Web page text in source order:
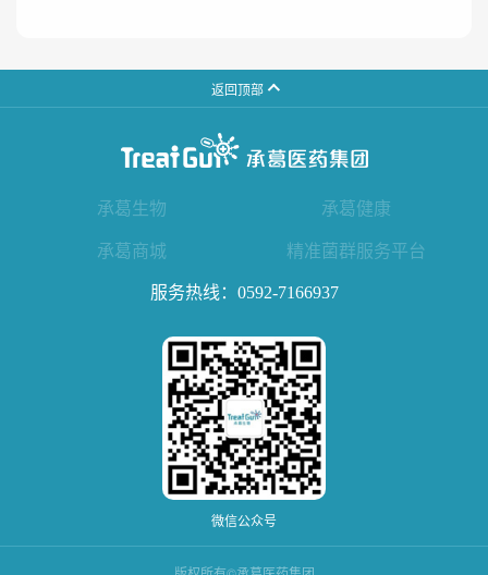
返回顶部
承葛生物
承葛健康
承葛商城
精准菌群服务平台
服务热线： 0592-7166937
微信公众号